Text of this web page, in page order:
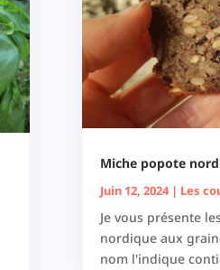
Miche popote
Juin 12, 2024| Les
Je vous présente
nordique aux
nom l'indique